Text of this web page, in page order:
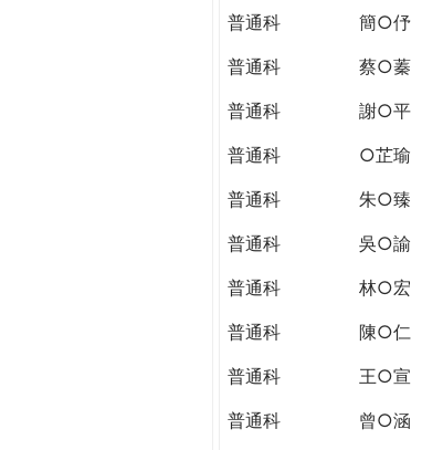
e
r
普通科 簡○伃
普通科
蔡○蓁
普通科
謝○平
普通科
○芷瑜
普通科
朱○臻
普通科
吳○諭
普通科
林○宏
普通科
陳○仁
普通科
王○宣
普通科
曾○涵